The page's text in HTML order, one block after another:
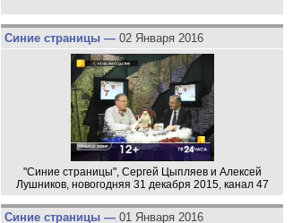
Синие страницы — 02 Января 2016
"Синие страницы", Сергей Цыпляев и Алексей
Лушников, новогодняя 31 декабря 2015, канал 47
Синие страницы — 01 Января 2016